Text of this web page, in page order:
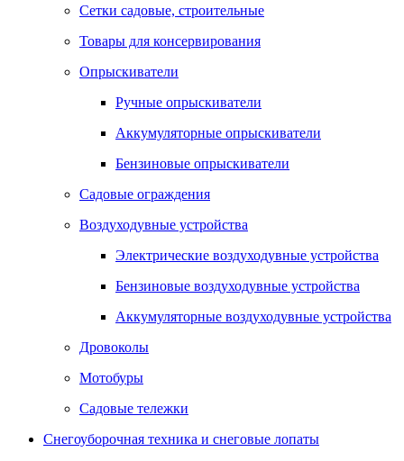
Сетки садовые, строительные
Товары для консервирования
Опрыскиватели
Ручные опрыскиватели
Аккумуляторные опрыскиватели
Бензиновые опрыскиватели
Садовые ограждения
Воздуходувные устройства
Электрические воздуходувные устройства
Бензиновые воздуходувные устройства
Аккумуляторные воздуходувные устройства
Дровоколы
Мотобуры
Садовые тележки
Снегоуборочная техника и снеговые лопаты